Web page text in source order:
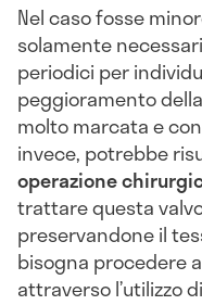
Nel caso fosse
solamente
periodici per
peggioramento
molto marcata e
invece, potrebbe
operazione
trattare questa
preservandone il
bisogna procedere
attraverso l’utilizzo